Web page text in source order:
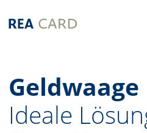
Geldwaage
Ideale